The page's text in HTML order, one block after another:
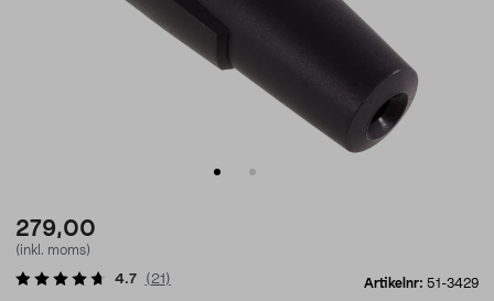
279,00
(inkl. moms)
Artikelnr: 51-3429
4.7 ( 21 )